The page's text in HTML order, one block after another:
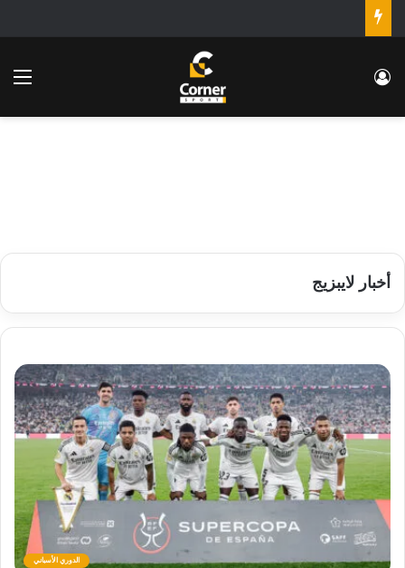
تسجيل الدخول
أخبار لايبزيج
الدوري الأسباني